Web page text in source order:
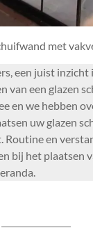
met
een juist inzicht
van een glazen
en we hebben
uw glazen
Routine en
bij het plaatsen